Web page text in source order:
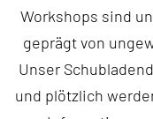
Workshops sind
geprägt von
Unser
und plötzlich